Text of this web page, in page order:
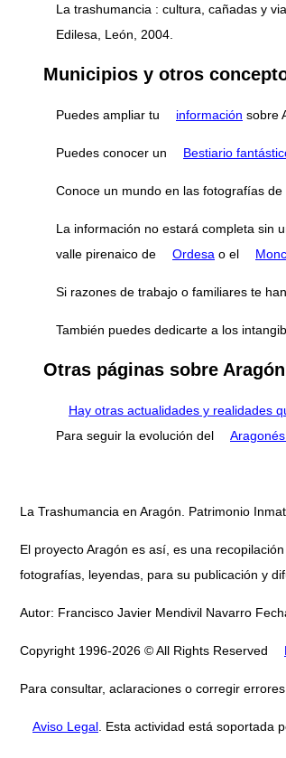
La trashumancia : cultura, cañadas y
Edilesa, León, 2004.
Municipios y otros
Puedes ampliar tu información sobre
Puedes conocer un Bestiario
Conoce un mundo en las fotografías de
La información no estará completa sin
valle pirenaico de
Ordesa o el
Si razones de trabajo o familiares te
También puedes dedicarte a los
Otras páginas sobre
Hay otras actualidades y realidades
Para seguir la evolución del
La Trashumancia en Aragón. Patrimonio
El proyecto Aragón es así, es una
fotografías, leyendas, para su publicación y
Autor: Francisco Javier Mendivil Navarro
Copyright 1996-2026 © All Rights Reserved
Para consultar, aclaraciones o corregir
Aviso Legal . Esta actividad está soportada